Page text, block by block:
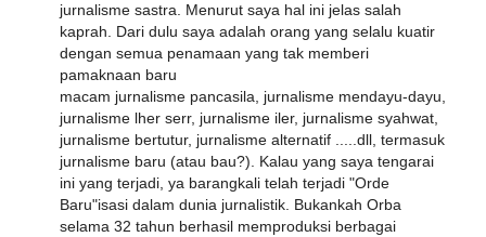
jurnalisme sastra. Menurut saya hal ini jelas salah
kaprah. Dari dulu saya adalah orang yang selalu kuatir
dengan semua penamaan yang tak memberi
pamaknaan baru
macam jurnalisme pancasila, jurnalisme mendayu-dayu,
jurnalisme lher serr, jurnalisme iler, jurnalisme syahwat,
jurnalisme bertutur, jurnalisme alternatif .....dll, termasuk
jurnalisme baru (atau bau?). Kalau yang saya tengarai
ini yang terjadi, ya barangkali telah terjadi "Orde
Baru"isasi dalam dunia jurnalistik. Bukankah Orba
selama 32 tahun berhasil memproduksi berbagai